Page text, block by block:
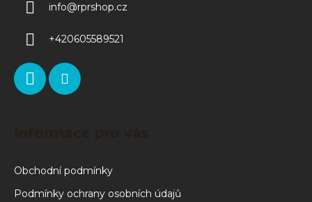
info@rprshop.cz
+420605589521
Obchodní podmínky
Podmínky ochrany osobních údajů